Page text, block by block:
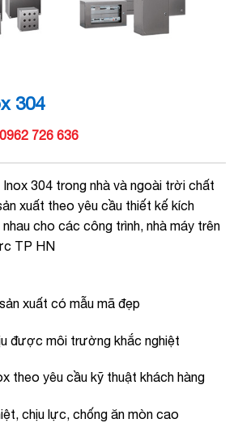
304
0962 726 636
Inox 304 trong nhà và ngoài trời chất
xuất theo yêu cầu thiết kế kích
cho các công trình, nhà máy trên
TP HN
xuất có mẫu mã đẹp
được môi trường khắc nghiệt
theo yêu cầu kỹ thuật khách hàng
chịu lực, chống ăn mòn cao